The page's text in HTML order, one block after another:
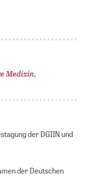
Medizin,
der DGIIN und
der Deutschen